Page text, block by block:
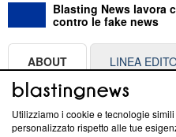
Blasting News lavora
contro le fake news
ABOUT LINEA
Questa sezione offre
News, sui nostri processi
Utilizziamo i cookie e tecnologie
personalizzato rispetto alle tue